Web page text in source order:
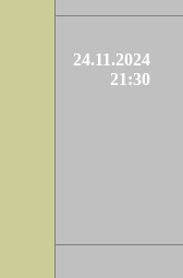
24.11.2024
21:30